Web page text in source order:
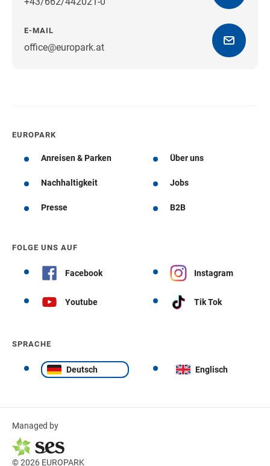
E-MAIL
office@europark.atWegbeschreibung erhalten
EUROPARK
Anreisen & Parken Über uns
Nachhaltigkeit Jobs
Presse B2B
FOLGE UNS AUF
Facebook Instagram
Youtube Tik Tok
SPRACHE
Deutsch Englisch
Managed by
© 2026 EUROPARK